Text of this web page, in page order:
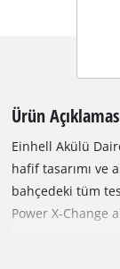
Ürün
Einhell Akülü
hafif tasarımı ve
bahçedeki tüm
Power X-Change
serisindeki tüm